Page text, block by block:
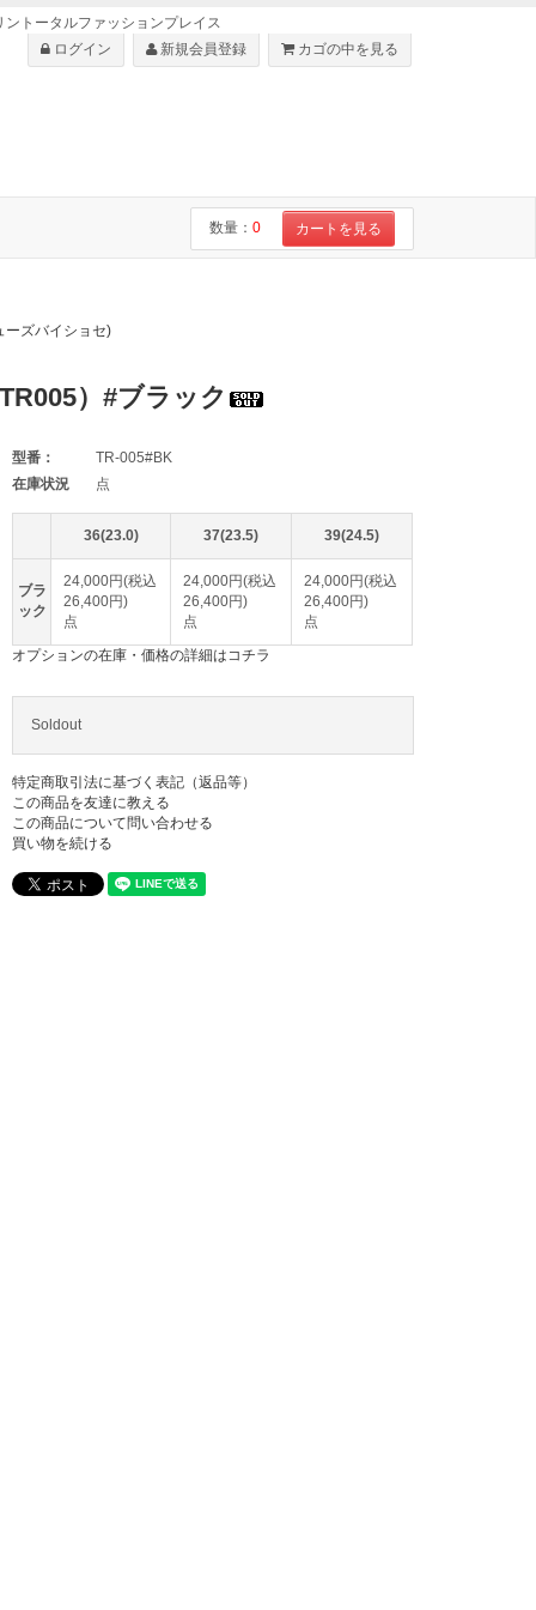
トータルファッションプレイス
ログイン
新規会員登録 カゴの中を見る
数量： 0 カートを見る
ーズバイショセ)
）#ブラック
型番：
TR-005#BK
在庫状況
点
36(23.0) 37(23.5) 39(24.5)
ブラ
ック
24,000円(税込
26,400円)
点
24,000円(税込
26,400円)
点
24,000円(税込
26,400円)
点
オプションの在庫・価格の詳細はコチラ
Soldout
特定商取引法に基づく表記（返品等）
この商品を友達に教える
この商品について問い合わせる
買い物を続ける